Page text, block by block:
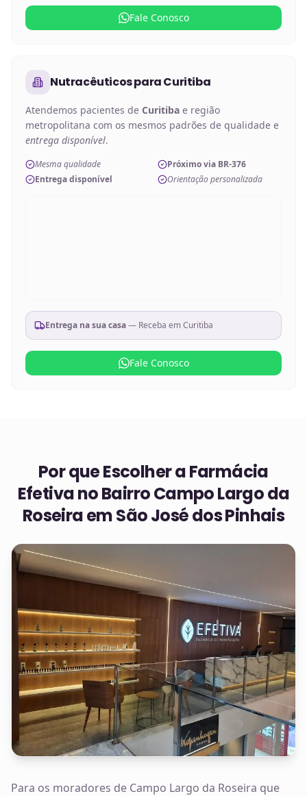
Fale Conosco
NutracêuticosparaCuritiba
Atendemos pacientes de Curitiba e região
metropolitana com os mesmos padrões de qualidade e
entrega disponível.
Mesma qualidade
Próximo via BR-376
Entrega disponível
Orientação personalizada
Entrega na sua casa— Receba emCuritiba
Fale Conosco
Por que Escolher a Farmácia
Efetiva noBairro Campo Largo da
Roseira em São José dos Pinhais
Para os moradores de Campo Largo da Roseira que